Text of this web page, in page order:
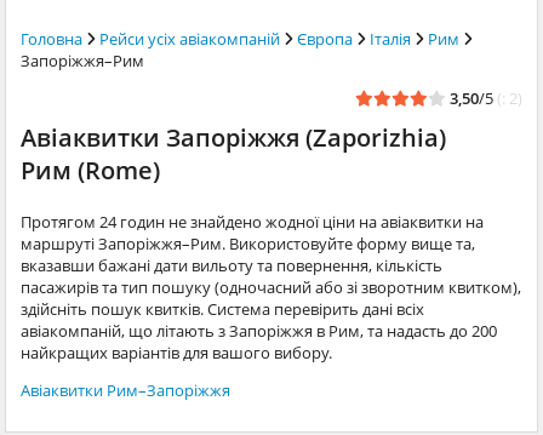
Головна Рейси усіх авіакомпаній Європа Італія
Рим
Запоріжжя–Рим
3,50/5 (: 2)
Авіаквитки Запоріжжя (Zaporizhia)
Рим (Rome)
Протягом 24 годин не знайдено жодної ціни на авіаквитки на
маршруті Запоріжжя–Рим. Використовуйте форму вище та,
вказавши бажані дати вильоту та повернення, кількість
пасажирів та тип пошуку (одночасний або зі зворотним квитком),
здійсніть пошук квитків. Система перевірить дані всіх
авіакомпаній, що літають з Запоріжжя в Рим, та надасть до 200
найкращих варіантів для вашого вибору.
Авіаквитки Рим–Запоріжжя